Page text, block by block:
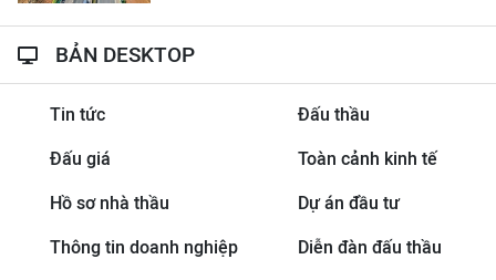
BẢN DESKTOP
Tin tức Đấu thầu
Đấu giá Toàn cảnh kinh tế
Hồ sơ nhà thầu Dự án đầu tư
Thông tin doanh nghiệp Diễn đàn đấu thầu